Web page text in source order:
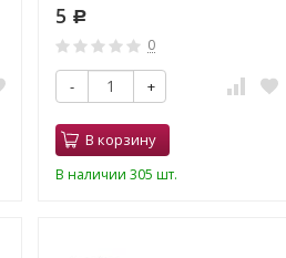
5 Р
0
- +
В корзину
В наличии 305 шт.